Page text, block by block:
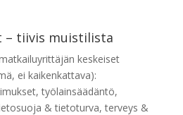
– tiivis muistilista
keskeiset
ei kaikenkattava):
työlainsäädäntö,
& tietoturva, terveys &